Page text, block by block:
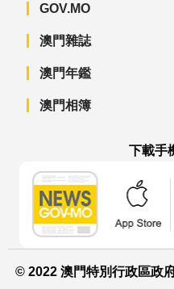
GOV.MO
澳門雜誌
澳門年鑑
澳門相簿
下載手
© 2022 澳門特別行政區政